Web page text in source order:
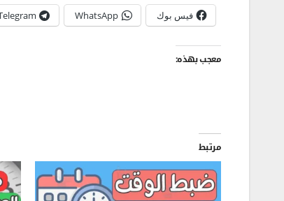
فيس بوك WhatsApp
معجب بهذه:
مرتبط